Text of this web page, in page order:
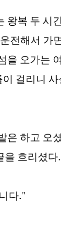
왕복 두 시
전해서 가
을 오가는
걸리니
은 하고 오
을 흐리셨다.
다."